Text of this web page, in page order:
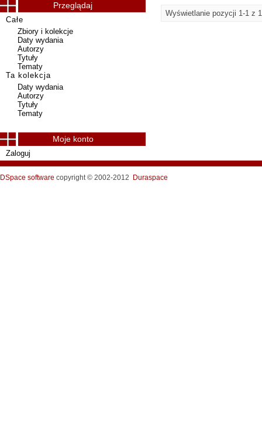
Wyświetlanie pozycji 1-1 z 1
Przeglądaj
Całe
Zbiory i kolekcje
Daty wydania
Autorzy
Tytuły
Tematy
Ta kolekcja
Daty wydania
Autorzy
Tytuły
Tematy
Moje konto
Zaloguj
DSpace software copyright © 2002-2012 Duraspace